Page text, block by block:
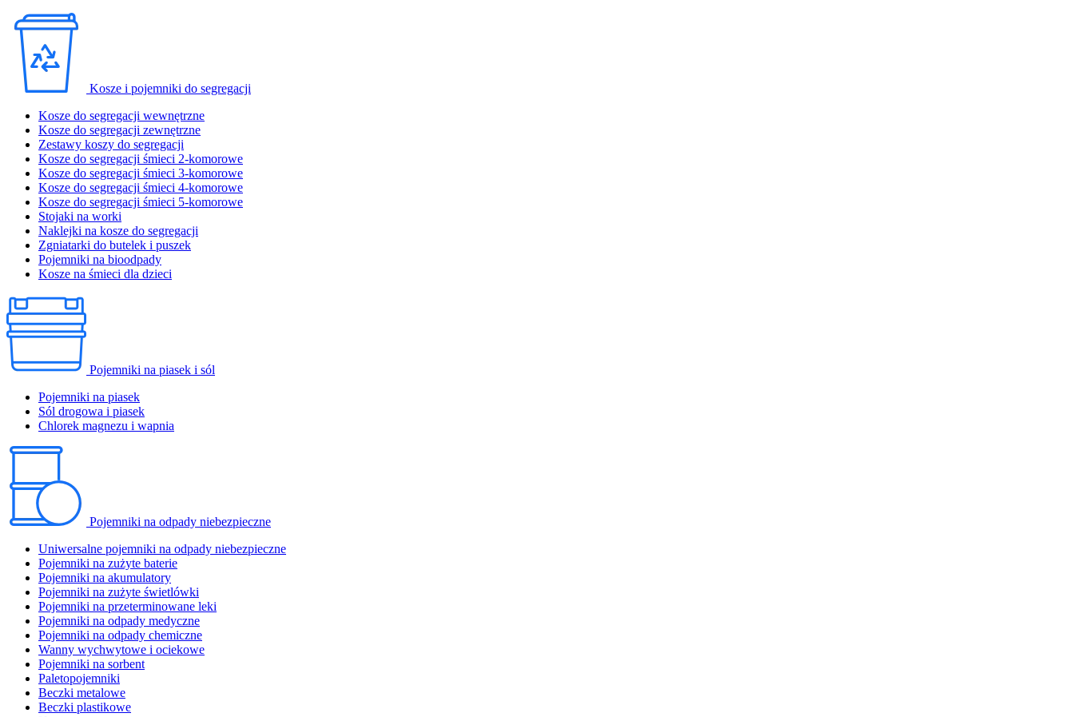
Kosze i pojemniki do segregacji
Kosze do segregacji wewnętrzne
Kosze do segregacji zewnętrzne
Zestawy koszy do segregacji
Kosze do segregacji śmieci 2-komorowe
Kosze do segregacji śmieci 3-komorowe
Kosze do segregacji śmieci 4-komorowe
Kosze do segregacji śmieci 5-komorowe
Stojaki na worki
Naklejki na kosze do segregacji
Zgniatarki do butelek i puszek
Pojemniki na bioodpady
Kosze na śmieci dla dzieci
Pojemniki na piasek i sól
Pojemniki na piasek
Sól drogowa i piasek
Chlorek magnezu i wapnia
Pojemniki na odpady niebezpieczne
Uniwersalne pojemniki na odpady niebezpieczne
Pojemniki na zużyte baterie
Pojemniki na akumulatory
Pojemniki na zużyte świetlówki
Pojemniki na przeterminowane leki
Pojemniki na odpady medyczne
Pojemniki na odpady chemiczne
Wanny wychwytowe i ociekowe
Pojemniki na sorbent
Paletopojemniki
Beczki metalowe
Beczki plastikowe